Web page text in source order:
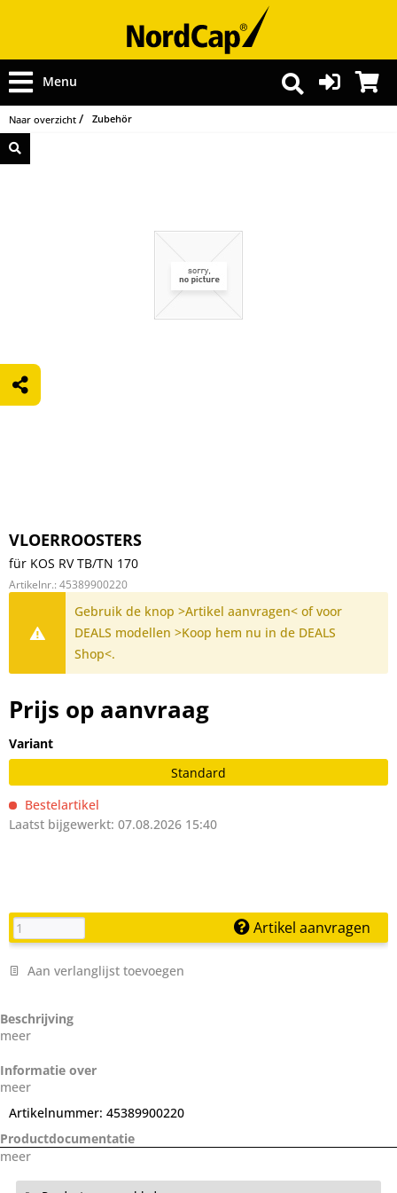
Menu
Naar overzicht Zubehör
VLOERROOSTERS
für KOS RV TB/TN 170
Artikelnr.: 45389900220
Gebruik de knop >Artikel aanvragen< of voor
DEALS modellen >Koop hem nu in de DEALS
Shop<.
Prijs op aanvraag
Variant
Standard
Bestelartikel
Laatst bijgewerkt: 07.08.2026 15:40
Artikel aanvragen
Aan verlanglijst toevoegen
Beschrijving
meer
Informatie over
meer
Artikelnummer: 45389900220
Productdocumentatie
meer